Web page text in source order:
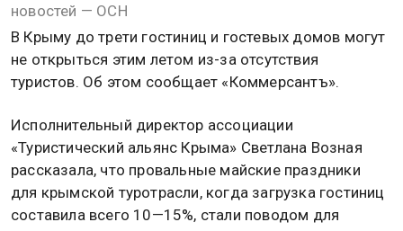
новостей — ОСН
В Крыму до трети гостиниц и гостевых домов могут
не открыться этим летом из-за отсутствия
туристов. Об этом сообщает «Коммерсантъ».
Исполнительный директор ассоциации
«Туристический альянс Крыма» Светлана Возная
рассказала, что провальные майские праздники
для крымской туротрасли, когда загрузка гостиниц
составила всего 10—15%, стали поводом для